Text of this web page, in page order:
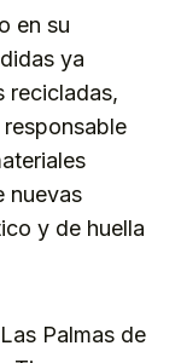
en su
ya
recicladas,
nuevas
y de huella
Palmas de